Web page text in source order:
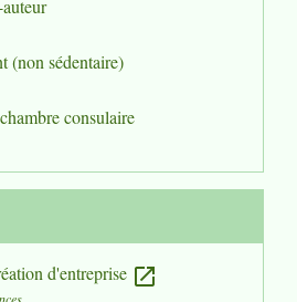
(non sédentaire)
consulaire
d'entreprise open_in_new